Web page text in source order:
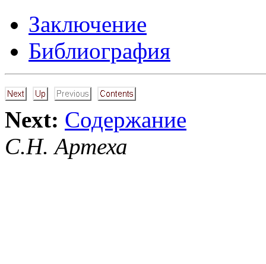
Заключение
Библиография
Next: Содержание
С.Н. Артеха